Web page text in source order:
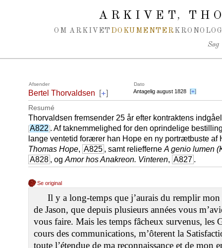
ARKIVET,
OM ARKIVET DOKUMENTER
Søg
Afsender Dato
Bertel Thorvaldsen [+] Antagelig august 1828 [+]
Resumé
Thorvaldsen fremsender 25 år efter kontraktens
A822 . Af taknemmelighed for den oprindelige
lange ventetid forærer han Hope en ny portrætbuste
Thomas Hope, A825 , samt reliefferne A genio lumen
A828 , og Amor hos Anakreon. Vinteren, A827 .
Se original
Il y a long-temps que j’aurais du remplir
de Jason, que depuis plusieurs années vous
vous faire. Mais les temps fâcheux survenus, les
cours des communications, m’ôterent la
toute l’étendue de ma reconnaissance et de mon